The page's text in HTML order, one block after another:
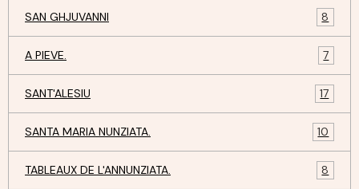
SAN GHJUVANNI 8
A PIEVE. 7
SANT'ALESIU 17
SANTA MARIA NUNZIATA. 10
TABLEAUX DE L'ANNUNZIATA. 8